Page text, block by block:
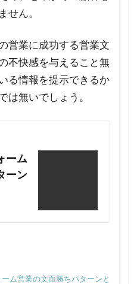
せん。
営業に成功する営業文
不快感を与えること無
る情報を提示できるか
は無いでしょう。
ーム
ーン
ーム営業の文面勝ちパターンと